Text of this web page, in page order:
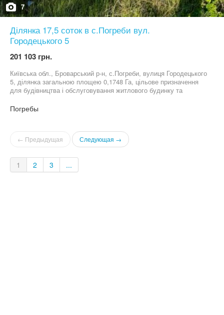
села серед нових ЖК поруч з каналом де можна половити рибу
та посмажити м'яса Вартість таунхаусу в 5 хв від Києва 65000
номером телефону 09*********81 Віталіна
7
Ділянка 17,5 соток в с.Погреби вул.
Городецького 5
201 103 грн.
Київська обл., Броварський р-н, с.Погреби, вулиця Городецького
5, ділянка загальною площею 0,1748 Га, цільове призначення
для будівництва і обслуговування житлового будинку та
вказана за сотку
Погребы
← Предыдущая Следующая →
1 2 3 ...